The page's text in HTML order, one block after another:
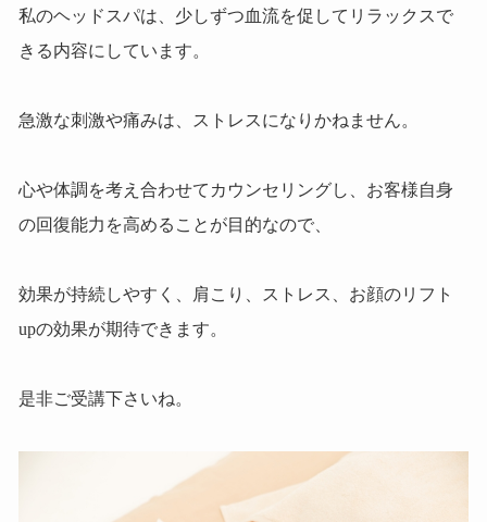
私のヘッドスパは、少しずつ血流を促してリラックスで
きる内容にしています。
急激な刺激や痛みは、ストレスになりかねません。
心や体調を考え合わせてカウンセリングし、お客様自身
の回復能力を高めることが目的なので、
効果が持続しやすく、肩こり、ストレス、お顔のリフト
upの効果が期待できます。
是非ご受講下さいね。